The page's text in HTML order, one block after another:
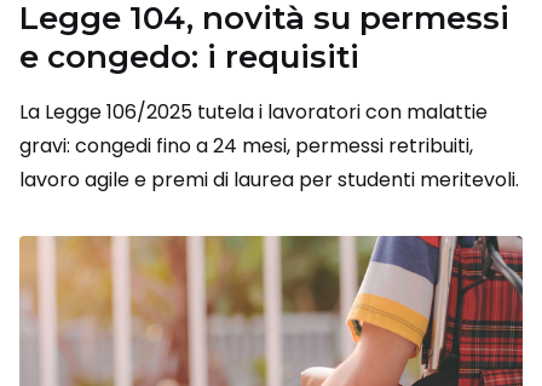
Legge 104, novità su permessi
e congedo: i requisiti
La Legge 106/2025 tutela i lavoratori con malattie
gravi: congedi fino a 24 mesi, permessi retribuiti,
lavoro agile e premi di laurea per studenti meritevoli.